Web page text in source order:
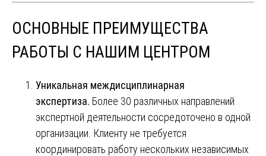
ОСНОВНЫЕ ПРЕИМУЩЕСТВА
РАБОТЫ С НАШИМ ЦЕНТРОМ
Уникальная междисциплинарная
экспертиза. Более 30 различных направлений
экспертной деятельности сосредоточено в одной
организации. Клиенту не требуется
координировать работу нескольких независимых